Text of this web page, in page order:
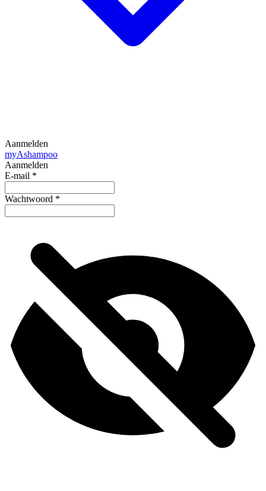
Aanmelden
myAshampoo
Aanmelden
E-mail *
Wachtwoord *